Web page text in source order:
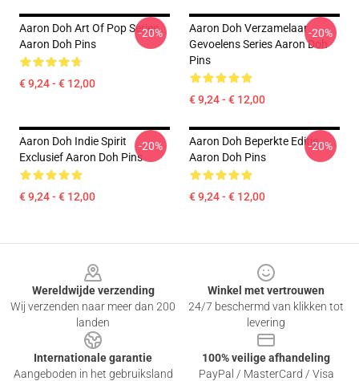
Aaron Doh Art Of Pop Series
Aaron Doh Pins
€ 9,24 - € 12,00
-20%
Aaron Doh Verzamelaar
Gevoelens Series Aaron Doh
Pins
€ 9,24 - € 12,00
-20%
Aaron Doh Indie Spirit
Exclusief Aaron Doh Pins
€ 9,24 - € 12,00
-20%
Aaron Doh Beperkte Editie
Aaron Doh Pins
€ 9,24 - € 12,00
-20%
Wereldwijde verzending
Wij verzenden naar meer dan 200
landen
Winkel met vertrouwen
24/7 beschermd van klikken tot
levering
Internationale garantie
Aangeboden in het gebruiksland
100% veilige afhandeling
PayPal / MasterCard / Visa